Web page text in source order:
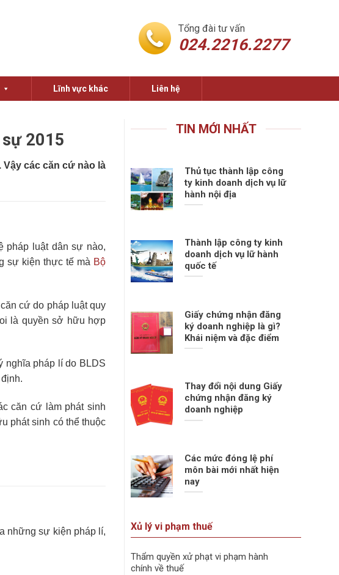
Tổng đài tư vấn
024.2216.2277
Lĩnh vực khác Liên hệ
2015
các căn cứ nào là
pháp luật dân sự nào,
sự kiện thực tế mà Bộ
cứ do pháp luật quy
là quyền sở hữu hợp
nghĩa pháp lí do BLDS
căn cứ làm phát sinh
phát sinh có thể thuộc
những sự kiện pháp lí,
TIN MỚI NHẤT
Thủ tục thành lập công
ty kinh doanh dịch vụ lữ
hành nội địa
Thành lập công ty kinh
doanh dịch vụ lữ hành
quốc tế
Giấy chứng nhận đăng
ký doanh nghiệp là gì?
Khái niệm và đặc điểm
Thay đổi nội dung Giấy
chứng nhận đăng ký
doanh nghiệp
Các mức đóng lệ phí
môn bài mới nhất hiện
nay
Xủ lý vi phạm thuế
Thẩm quyền xử phạt vi phạm hành
chính về thuế